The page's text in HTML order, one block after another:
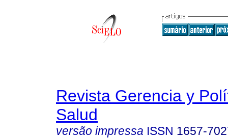
Revista Gerencia y
Salud
versão impressa ISSN 1657-